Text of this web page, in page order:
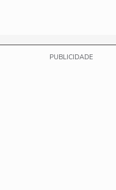
PUBLICIDADE